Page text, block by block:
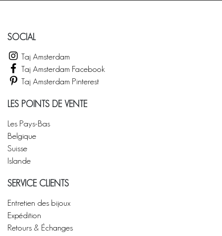
SOCIAL
Taj Amsterdam
Taj Amsterdam Facebook
Taj Amsterdam Pinterest
LES POINTS DE VENTE
Les Pays-Bas
Belgique
Suisse
Islande
SERVICE CLIENTS
Entretien des bijoux
Expédition
Retours & Échanges